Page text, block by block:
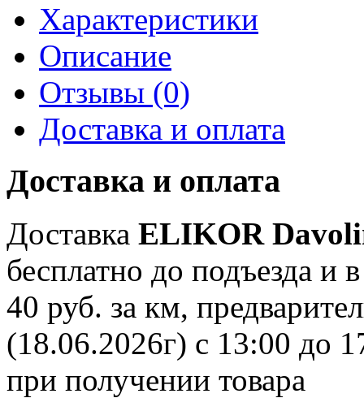
Характеристики
Описание
Отзывы (0)
Доставка и оплата
Доставка и оплата
Доставка ELIKOR
бесплатно до подъезда и
40 руб. за км,
(18.06.2026г) с 13:00 до
при получении товара